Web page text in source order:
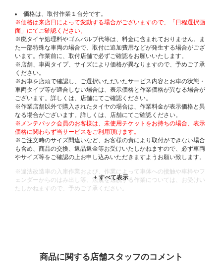
価格は、取付作業１台分です。
※価格は来店日によって変動する場合がございますので、「日程選択画
面」にてご確認ください。
※廃タイヤ処理料やゴムバルブ代等は、料金に含まれておりません。ま
た一部特殊な車両の場合で、取付に追加費用などが発生する場合がござ
います。作業前に、取付店舗で必ずご確認をお願いいたします。
※店舗、車両タイプ、サイズにより価格が異なりますので、予めご了承
ください。
※お車を店頭で確認し、ご選択いただいたサービス内容とお車の状態・
車両タイプ等が適合しない場合は、表示価格と作業価格が異なる場合が
ございます。詳しくは、店舗にてご確認ください。
※作業店舗以外で購入されたタイヤの場合は、作業料金が表示価格と異
なる場合がございます。詳しくは、店舗にてご確認ください。
※メンテパック会員のお客様は、未使用チケットをお持ちの場合、表示
価格に関わらず当サービスをご利用頂けます。
※ご注文時のサイズ間違いなど、お客様の責により取付ができない場合
も含め、商品の交換、返品返金等お受けいたしかねますので、必ず車両
やサイズ等をご確認の上お申し込みいただきますようお願い致します。
※違法改造車の入庫作業および、作業によって車体への接触や車枠やフ
ェンダーからのはみ出し等、法規を逸脱する作業については、お受けい
たしかねますので、予めご了承ください。
商品に関する店舗スタッフのコメント